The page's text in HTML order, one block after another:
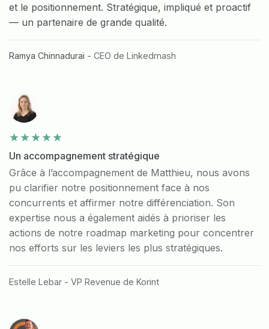
et le positionnement. Stratégique, impliqué et proactif
— un partenaire de grande qualité.
Ramya Chinnadurai - CEO de Linkedmash
Un accompagnement stratégique
Grâce à l’accompagnement de Matthieu, nous avons
pu clarifier notre positionnement face à nos
concurrents et affirmer notre différenciation. Son
expertise nous a également aidés à prioriser les
actions de notre roadmap marketing pour concentrer
nos efforts sur les leviers les plus stratégiques.
Estelle Lebar - VP Revenue de Korint